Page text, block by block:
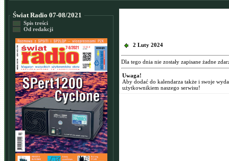
Świat Radio 07-08/2021
Spis treści
Od redakcji
2 Luty 2024
Dla tego dnia nie zostały zapisane żadne
Uwaga!
Aby dodać do kalendarza także i swoje
użytkownikiem naszego serwisu!